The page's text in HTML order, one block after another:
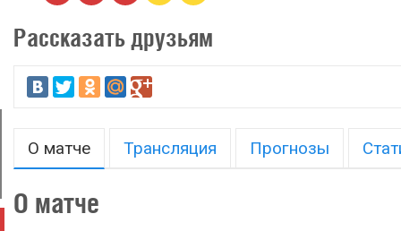
Рассказать друзьям
О матче Трансляция Прогнозы
О матче